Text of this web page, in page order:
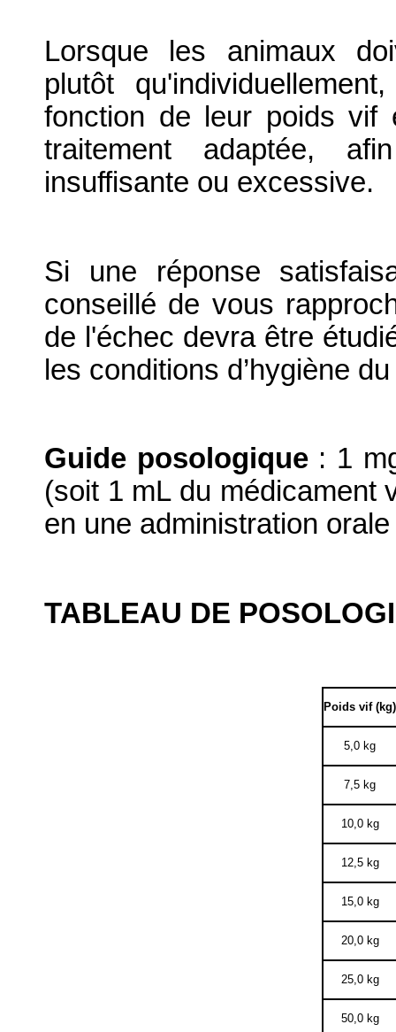
Lorsque les animaux
plutôt
fonction de leur poids vif
traitement adaptée,
insuffisante ou excessive.
Si une réponse
conseillé de vous
de l'échec devra être
les conditions d’hygiène
Guide posologique : 1
(soit 1 mL du médicament
en une administration
TABLEAU DE
Poids vif (kg)
5,0 kg
7,5 kg
10,0 kg
12,5 kg
15,0 kg
20,0 kg
25,0 kg
50,0 kg